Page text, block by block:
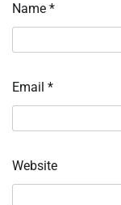
Name *
Email *
Website